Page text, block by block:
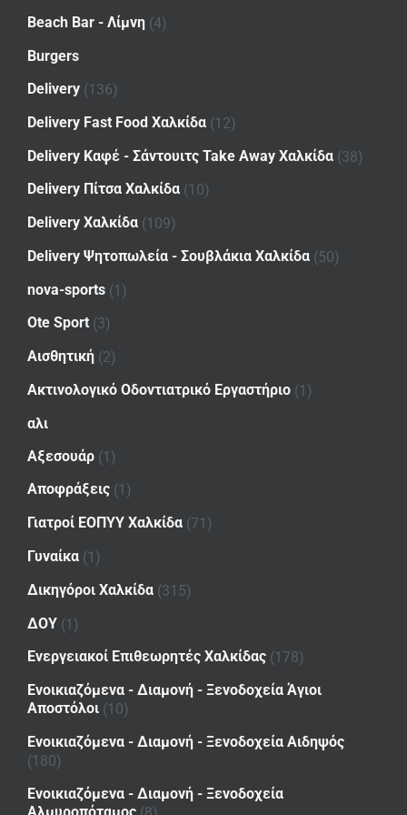
Beach Bar - Λίμνη (4)
Burgers
Delivery (136)
Delivery Fast Food Χαλκίδα (12)
Delivery Καφέ - Σάντουιτς Take Away Χαλκίδα (38)
Delivery Πίτσα Χαλκίδα (10)
Delivery Χαλκίδα (109)
Delivery Ψητοπωλεία - Σουβλάκια Χαλκίδα (50)
nova-sports (1)
Ote Sport (3)
Αισθητική (2)
Ακτινολογικό Οδοντιατρικό Εργαστήριο (1)
αλι
Αξεσουάρ (1)
Αποφράξεις (1)
Γιατροί ΕΟΠΥΥ Χαλκίδα (71)
Γυναίκα (1)
Δικηγόροι Χαλκίδα (315)
ΔΟΥ (1)
Ενεργειακοί Επιθεωρητές Χαλκίδας (178)
Ενοικιαζόμενα - Διαμονή - Ξενοδοχεία Άγιοι
Αποστόλοι (10)
Ενοικιαζόμενα - Διαμονή - Ξενοδοχεία Αιδηψός
(180)
Ενοικιαζόμενα - Διαμονή - Ξενοδοχεία
Αλμυροπόταμος